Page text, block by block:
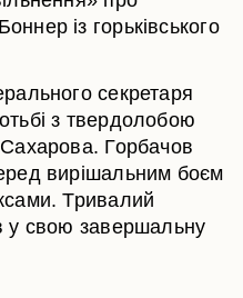
із горьківського
секретаря
з твердолобою
Сахарова. Горбачов
вирішальним боєм
Тривалий
у свою завершальну